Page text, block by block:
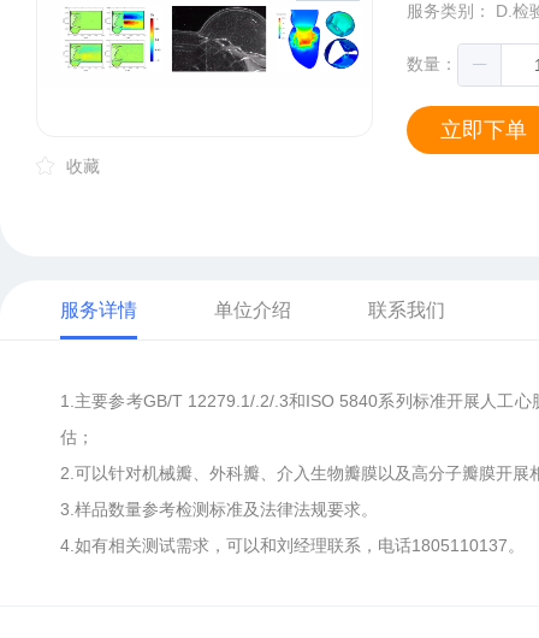
收藏
服务类别： D.检
数量：
立即下单
服务详情 单位介绍 联系我们
1.主要参考GB/T 12279.1/.2/.3和ISO 5840系列标准开展人工
估；
2.可以针对机械瓣、外科瓣、介入生物瓣膜以及高分子瓣膜开展
3.样品数量参考检测标准及法律法规要求。
4.如有相关测试需求，可以和刘经理联系，电话1805110137。